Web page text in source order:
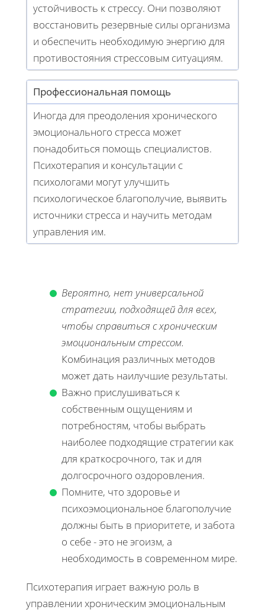
устойчивость к стрессу. Они позволяют
восстановить резервные силы организма
и обеспечить необходимую энергию для
противостояния стрессовым ситуациям.
Профессиональная помощь
Иногда для преодоления хронического
эмоционального стресса может
понадобиться помощь специалистов.
Психотерапия и консультации с
психологами могут улучшить
психологическое благополучие, выявить
источники стресса и научить методам
управления им.
Вероятно, нет универсальной
стратегии, подходящей для всех,
чтобы справиться с хроническим
эмоциональным стрессом.
Комбинация различных методов
может дать наилучшие результаты.
Важно прислушиваться к
собственным ощущениям и
потребностям, чтобы выбрать
наиболее подходящие стратегии как
для краткосрочного, так и для
долгосрочного оздоровления.
Помните, что здоровье и
психоэмоциональное благополучие
должны быть в приоритете, и забота
о себе - это не эгоизм, а
необходимость в современном мире.
Психотерапия играет важную роль в
управлении хроническим эмоциональным